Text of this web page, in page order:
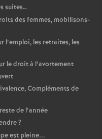
é
a
n
s
T
suites…
des femmes, mobilisons-
les retraites, les
le droit à l’avortement
Compléments de
de l’année
?
est pleine...